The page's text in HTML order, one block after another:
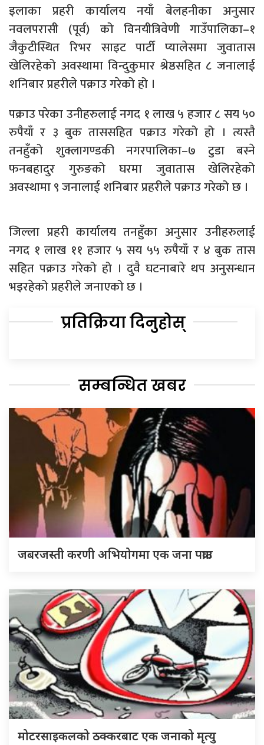
इलाका प्रहरी कार्यालय नयाँ बेलहनीका अनुसार
नवलपरासी (पूर्व) को विनयीत्रिवेणी गाउँपालिका–१
जैकुटीस्थित रिभर साइट पार्टी प्यालेसमा जुवातास
खेलिरहेको अवस्थामा विन्दुकुमार श्रेष्ठसहित ८ जनालाई
शनिबार प्रहरीले पक्राउ गरेको हो ।
पक्राउ परेका उनीहरुलाई नगद १ लाख ५ हजार ८ सय ५०
रुपैयाँ र ३ बुक ताससहित पक्राउ गरेको हो । त्यस्तै
तनहुँको शुक्लागण्डकी नगरपालिका–७ टुडा बस्ने
फनबहादुर गुरुङको घरमा जुवातास खेलिरहेको
अवस्थामा ९ जनालाई शनिबार प्रहरीले पक्राउ गरेको छ ।
जिल्ला प्रहरी कार्यालय तनहुँका अनुसार उनीहरुलाई
नगद १ लाख ११ हजार ५ सय ५५ रुपैयाँ र ४ बुक तास
सहित पक्राउ गरेको हो । दुवै घटनाबारे थप अनुसन्धान
भइरहेको प्रहरीले जनाएको छ ।
प्रतिक्रिया दिनुहोस्
सम्बन्धित खबर
जबरजस्ती करणी अभियोगमा एक जना पक्राउ
मोटरसाइकलको ठक्करबाट एक जनाको मृत्यु